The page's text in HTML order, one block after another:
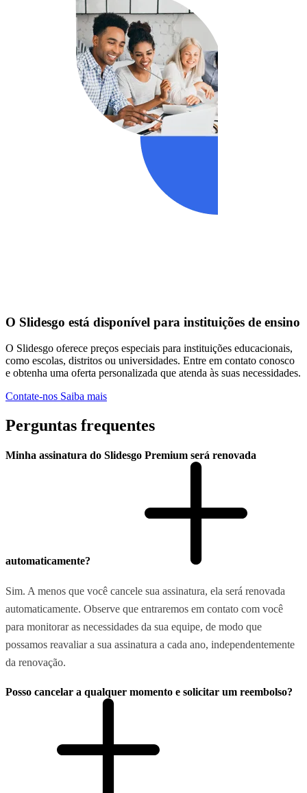
O Slidesgo está disponível para instituições de ensino
O Slidesgo oferece preços especiais para instituições educacionais,
como escolas, distritos ou universidades. Entre em contato conosco
e obtenha uma oferta personalizada que atenda às suas necessidades.
Contate-nos Saiba mais
Perguntas frequentes
Minha assinatura do Slidesgo Premium será renovada
automaticamente?
Sim. A menos que você cancele sua assinatura, ela será renovada
automaticamente. Observe que entraremos em contato com você
para monitorar as necessidades da sua equipe, de modo que
possamos reavaliar a sua assinatura a cada ano, independentemente
da renovação.
Posso cancelar a qualquer momento e solicitar um reembolso?